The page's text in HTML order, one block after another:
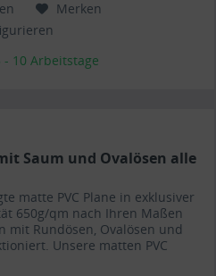
Merken
10 Arbeitstage
Saum und Ovalösen alle
matte PVC Plane in exklusiver
650g/qm nach Ihren Maßen
mit Rundösen, Ovalösen und
Unsere matten PVC